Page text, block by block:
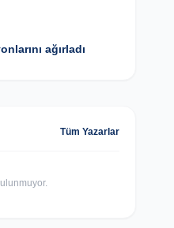
ağırladı
Tüm Yazarlar